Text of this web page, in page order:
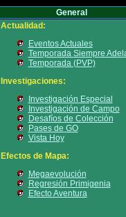
General
Actualidad:
Eventos Actuales
Temporada Siempre
Temporada (PVP)
Investigaciones:
Investigación Especial
Investigación de Campo
Desafíos de Colección
Pases de GO
Vista Hoy
Efectos de Mapa:
Megaevolución
Regresión Primigenia
Efecto Aventura